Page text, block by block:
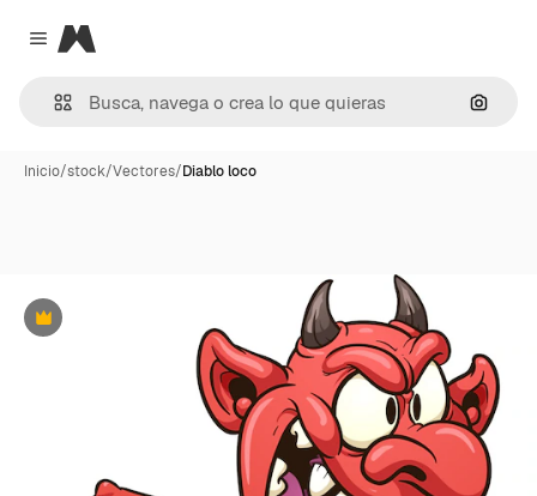
Close menu
Magnific
Inicio/stock/Vectores/Diablo loco
Premium